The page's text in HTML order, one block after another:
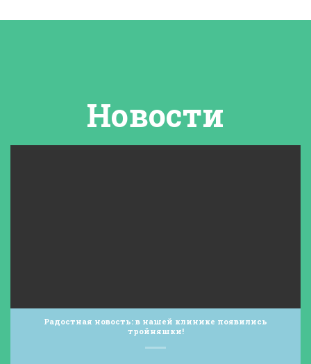
Новости
Радостная новость: в нашей клинике появились
тройняшки!